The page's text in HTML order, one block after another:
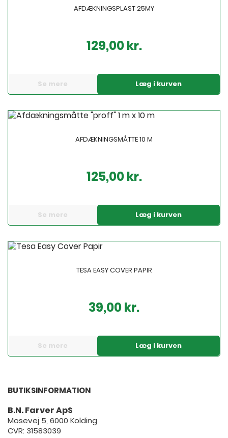
AFDÆKNINGSPLAST 25MY
129,00 kr.
Se mere Læg i kurven
AFDÆKNINGSMÅTTE 10 M
125,00 kr.
Se mere Læg i kurven
TESA EASY COVER PAPIR
39,00 kr.
Se mere Læg i kurven
BUTIKSINFORMATION
B.N. Farver ApS
Mosevej 5, 6000 Kolding
CVR: 31583039